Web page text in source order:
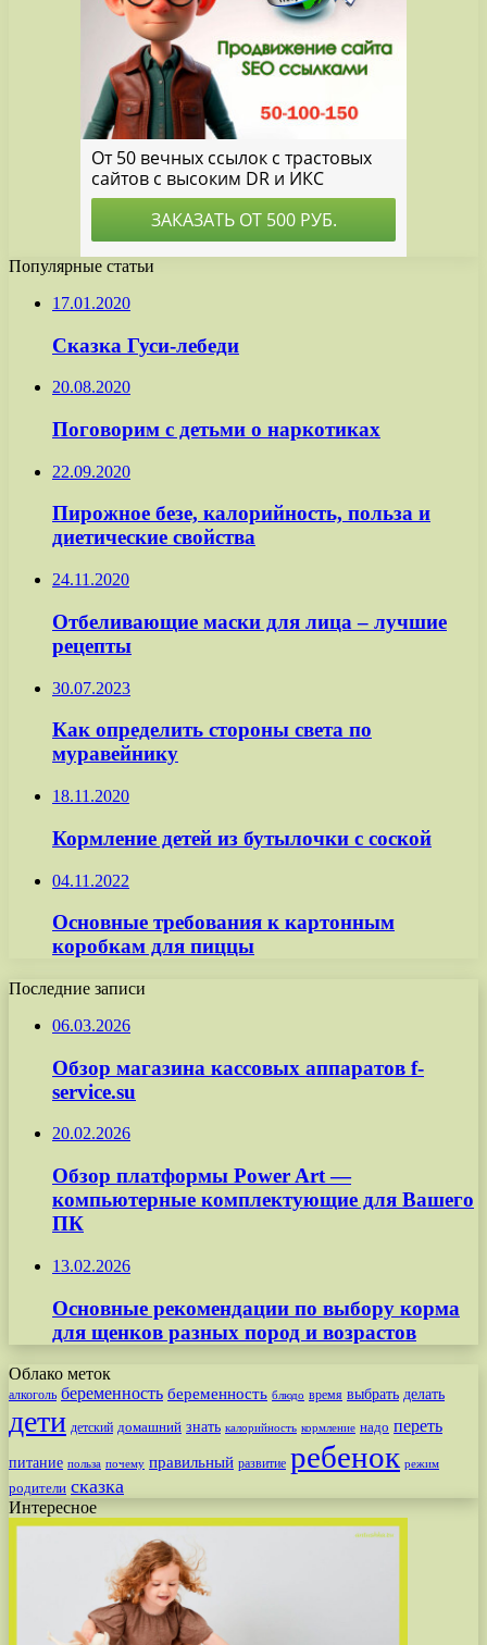
Популярные статьи
17.01.2020
Сказка Гуси-лебеди
20.08.2020
Поговорим с детьми о наркотиках
22.09.2020
Пирожное безе, калорийность, польза и
диетические свойства
24.11.2020
Отбеливающие маски для лица – лучшие
рецепты
30.07.2023
Как определить стороны света по
муравейнику
18.11.2020
Кормление детей из бутылочки с соской
04.11.2022
Основные требования к картонным
коробкам для пиццы
Последние записи
06.03.2026
Обзор магазина кассовых аппаратов f-
service.su
20.02.2026
Обзор платформы Power Art —
компьютерные комплектующие для Вашего
ПК
13.02.2026
Основные рекомендации по выбору корма
для щенков разных пород и возрастов
Облако меток
алкоголь беременность беременность блюдо время выбрать делать
дети детский домашний знать калорийность кормление надо переть
питание польза почему правильный развитие ребенок режим
родители сказка
Интересное